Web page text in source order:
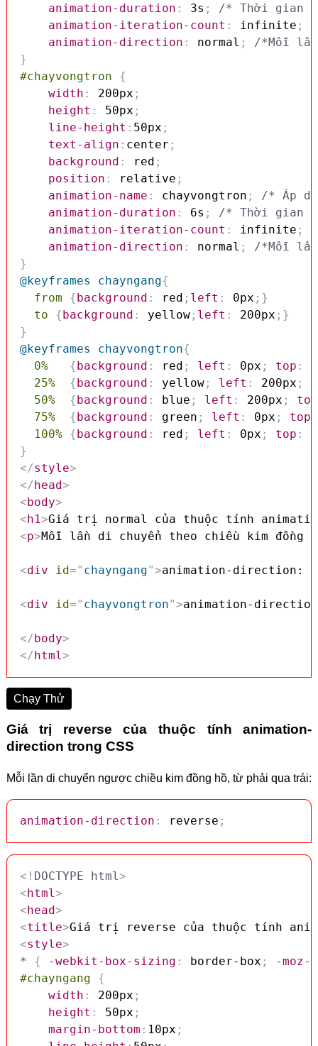
animation-duration : 3s ;
/* Thời gian
animation-iteration-count : infinite ;
animation-direction : normal ;
/*Mỗi
}
#chayvongtron
{
width : 200px ;
height : 50px ;
line-height : 50px ;
text-align : center ;
background : red ;
position : relative ;
animation-name : chayvongtron ;
/* Áp
animation-duration : 6s ;
/* Thời gian
animation-iteration-count : infinite ;
animation-direction : normal ;
/*Mỗi
}
@keyframes
chayngang{
from
{background : red ; left : 0px ; }
to
{background : yellow; left : 200px ; }
}
@keyframes
chayvongtron{
0%
{background : red ; left : 0px ; top :
25%
{background : yellow; left : 200px ;
50%
{background : blue ; left : 200px ; top
75%
{background : green ; left : 0px ; top
100% {background : red ; left : 0px ; top :
}
</style>
</head>
<body>
<h1>Giá trị normal của thuộc tính
<p>Mỗi lần di chuyển theo chiều kim
<div id=" chayngang">animation-direction:
<div id=" chayvongtron">animation-
</body>
</html >
Chạy Thử
Giá trị reverse của thuộc tính animation-
direction trong CSS
Mỗi lần di chuyển ngược chiều kim đồng hồ, từ phải qua trái:
animation-direction : reverse ;
<! DOCTYPE html>
<html>
<head>
<title>Giá trị reverse của thuộc tính
<style>
*
{ -webkit-box-sizing : border-box ;
-moz-
#chayngang
{
width : 200px ;
height : 50px ;
margin-bottom : 10px ;